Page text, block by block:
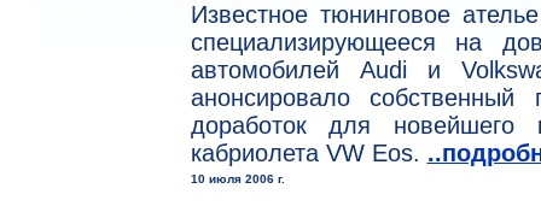
Известное тюнинговое
специализирующееся на
автомобилей Audi и
анонсировало собственный
доработок для новейшего
кабриолета VW Eos.
10 июля 2006 г.